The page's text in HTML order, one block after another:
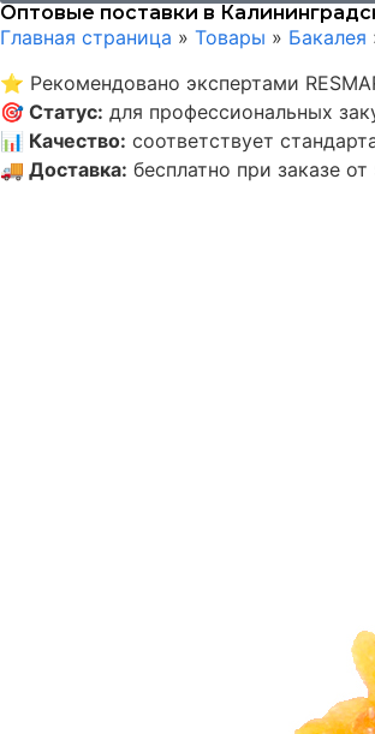
Оптовые поставки в
Главная страница » Товары » Бакалея
⭐ Рекомендовано экспертами
🎯 Статус: для профессиональных
📊 Качество: соответствует
🚚 Доставка: бесплатно при заказе